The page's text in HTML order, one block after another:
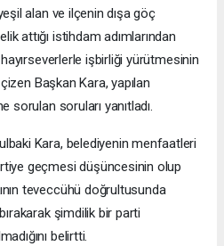
alan ve ilçenin dışa göç
attığı istihdam adımlarından
işbirliği yürütmesinin
çizen Başkan Kara, yapılan
sorulan soruları yanıtladı.
Kara, belediyenin menfaatleri
geçmesi düşüncesinin olup
teveccühü doğrultusunda
şimdilik bir parti
belirtti.